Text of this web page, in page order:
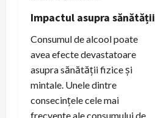
Impactul asupra sănătății
Consumul de alcool poate
avea efecte devastatoare
asupra sănătății fizice și
mintale. Unele dintre
consecințele cele mai
frecvente ale consumului de